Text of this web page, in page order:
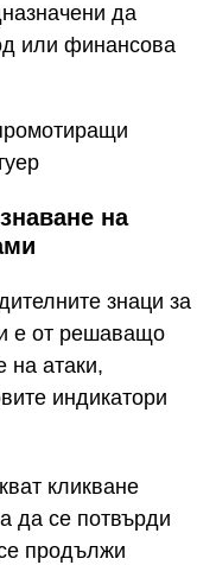
да
или финансова
на
знаци за
е от решаващо
на атаки,
индикатори
кликване
да се потвърди
продължи